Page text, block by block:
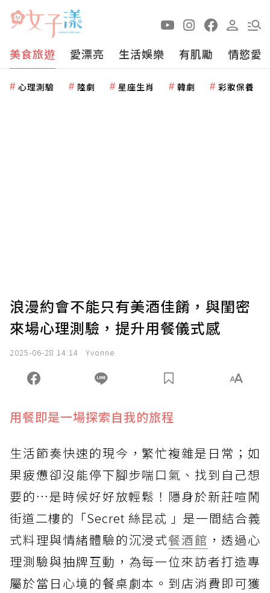
美食旅遊 愛漂亮 生活娛樂 有肌勵 情慾愛
心理測驗 陸劇 星座生肖 韓劇 彩妝保養
浪漫約會不能只有美酒佳餚，與閨密
來場心理測驗，提升用餐儀式感
2025-06-28 14:14 Yvonne
用餐即是一場探索自我的旅程
生活節奏快速的現今，繁忙複雜是日常；如
果疲憊卻沒能停下腳步喘口氣、找到自己想
要的…是時候好好放輕鬆！隱身於新莊喧鬧
街道二樓的「Secret 絲昆忒 」是一間結合義
式料理與情緒體驗的沉浸式餐酒館 ，透過心
理測驗與抽牌互動，為每一位來訪者打造專
屬於當日心境的餐桌劇本。到店消費即可獲